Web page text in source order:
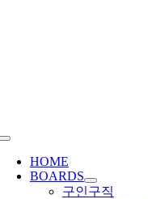
Toggle
Navigation
HOME
BOARDS
구인구직